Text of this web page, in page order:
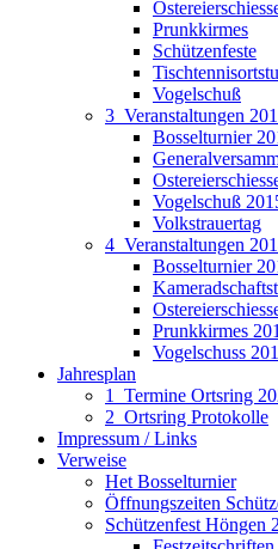
Prunkkirmes
Schützenfeste
Vogelschuß
3_Veranstaltungen
Bosselturnier
Vogelschuß
Volkstrauertag
4_Veranstaltungen
Bosselturnier
Prunkkirmes
Vogelschuss
Jahresplan
1_Termine Ortsring
2_Ortsring Protokolle
Impressum / Links
Verweise
Het Bosselturnier
Öffnungszeiten
Schützenfest Höngen